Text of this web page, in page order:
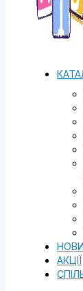
АКЦІЇ